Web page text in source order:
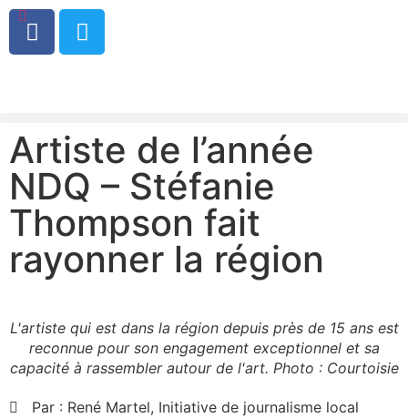
0
Artiste de l’année
NDQ – Stéfanie
Thompson fait
rayonner la région
L'artiste qui est dans la région depuis près de 15 ans est
reconnue pour son engagement exceptionnel et sa
capacité à rassembler autour de l'art. Photo : Courtoisie
Par : René Martel, Initiative de journalisme local